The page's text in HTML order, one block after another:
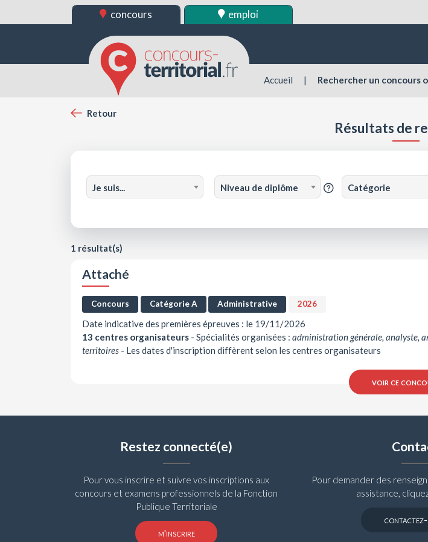
concours emploi
Accueil | Rechercher un concours
Retour
Résultats de
Je suis... Niveau de diplôme Catégorie
1 résultat(s)
Attaché
Concours Catégorie A Administrative 2026
Date indicative des premières épreuves : le 19/11/2026
13 centres organisateurs- Spécialités organisées : administration générale, analyste,
territoires- Les dates d'inscription diffèrent selon les centres organisateurs
voir ce
Restez connecté(e)
Pour vous inscrire et suivre vos inscriptions aux
concours et examens professionnels de la Fonction
Publique Territoriale
m'inscrire
Pour demander des
assistance,